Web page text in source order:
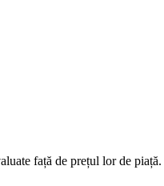
față de prețul lor de piață.